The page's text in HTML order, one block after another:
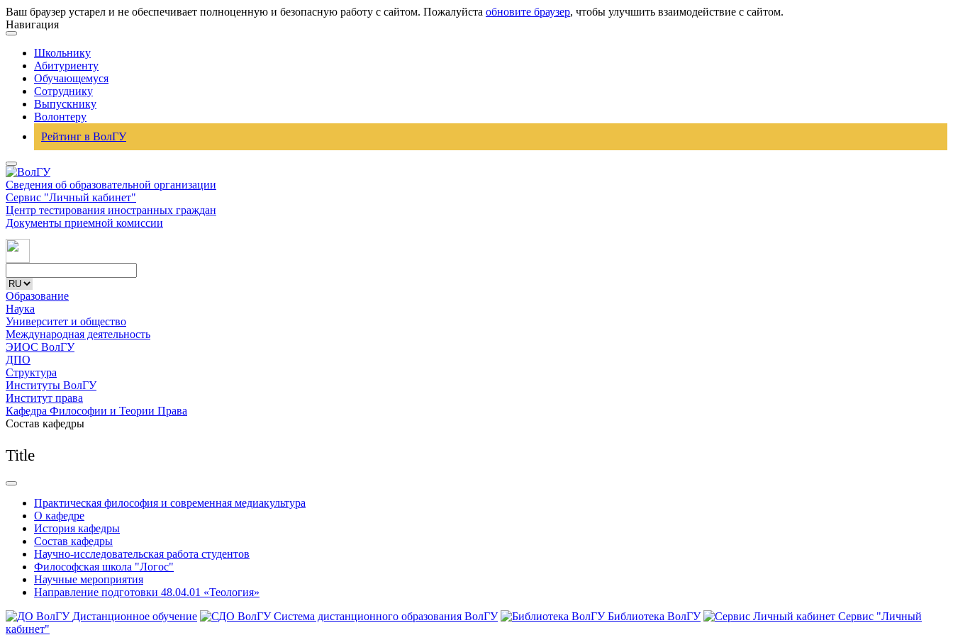
Ваш браузер устарел и не обеспечивает полноценную и безопасную работу с сайтом. Пожалуйста обновите браузер, чтобы улучшить взаимодействие с сайтом.
Навигация
Школьнику
Абитуриенту
Обучающемуся
Сотруднику
Выпускнику
Волонтеру
Рейтинг в ВолГУ
Сведения об образовательной организации
Сервис "Личный кабинет"
Центр тестирования иностранных граждан
Документы приемной комиссии
Образование
Наука
Университет и общество
Международная деятельность
ЭИОС ВолГУ
ДПО
Структура
Институты ВолГУ
Институт права
Кафедра Философии и Теории Права
Состав кафедры
Title
Практическая философия и современная медиакультура
О кафедре
История кафедры
Состав кафедры
Научно-исследовательская работа студентов
Философская школа "Логос"
Научные мероприятия
Направление подготовки 48.04.01 «Теология»
Дистанционное обучение
Система дистанционного образования ВолГУ Библиотека ВолГУ
Сервис "Личный
кабинет"